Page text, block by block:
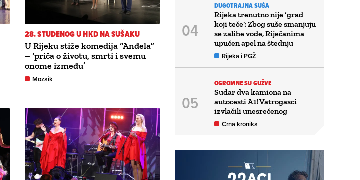
28. STUDENOG U HKD NA SUŠAKU
U Rijeku stiže komedija “Anđela”
– ‘priča o životu, smrti i svemu
onome između’
Mozaik
DUGOTRAJNA SUŠA
Rijeka trenutno nije ‘grad
koji teče’: Zbog suše smanjuju
se zalihe vode, Riječanima
upućen apel na štednju
Rijeka i PGŽ
OGROMNE SU GUŽVE
Sudar dva kamiona na
autocesti A1! Vatrogasci
izvlačili unesrećenog
Crna kronika